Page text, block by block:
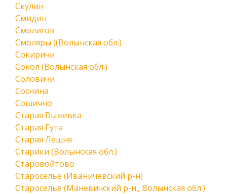
Скулин
Смидин
Смолигов
Смоляры ((Волынская обл.)
Сокиричи
Сокол (Волынская обл.)
Соловичи
Соснина
Сошично
Старая Выжевка
Старая Гута
Старая Лешня
Старики (Волынская обл.)
Старовойтово
Староселье (Иваничевский р-н)
Староселье (Маневичский р-н., Волынская обл.)